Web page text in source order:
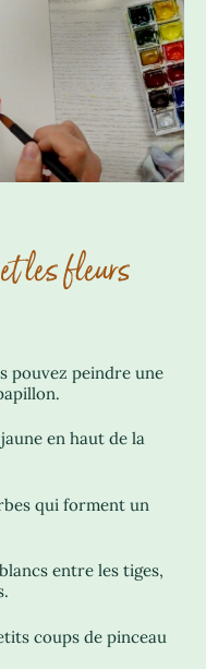
les fleurs
pouvez peindre une
en haut de la
qui forment un
entre les tiges,
coups de pinceau